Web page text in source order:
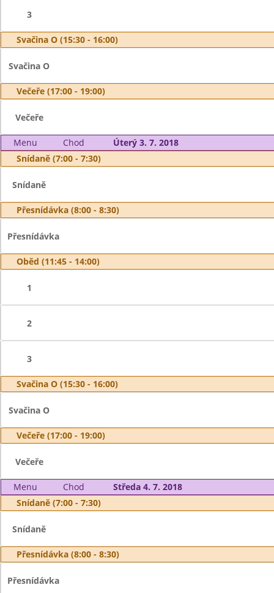
3
Svačina O (15:30 - 16:00)
Svačina O
Večeře (17:00 - 19:00)
Večeře
Menu Chod
Úterý 3. 7. 2018
Snídaně (7:00 - 7:30)
Snídaně
Přesnídávka (8:00 - 8:30)
Přesnídávka
Oběd (11:45 - 14:00)
1
2
3
Svačina O (15:30 - 16:00)
Svačina O
Večeře (17:00 - 19:00)
Večeře
Menu Chod
Středa 4. 7. 2018
Snídaně (7:00 - 7:30)
Snídaně
Přesnídávka (8:00 - 8:30)
Přesnídávka